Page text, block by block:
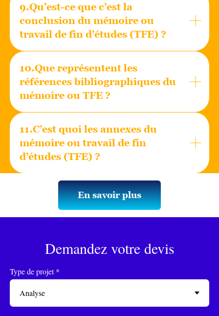
9.Qu’est-ce que c’est la
conclusion du mémoire ou
travail de fin d’études (TFE) ?
10.Que représentent les
références bibliographiques du
mémoire ou TFE ?
11.C’est quoi les annexes du
mémoire ou travail de fin
d’études (TFE) ?
En savoir plus
Demandez votre devis
Type de projet *